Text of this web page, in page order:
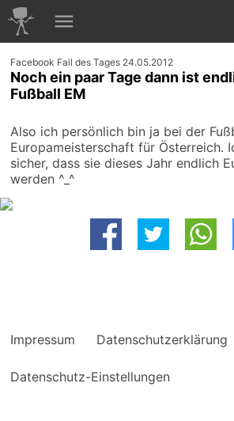
Facebook Fail des Tages 24.05.2012
Noch ein paar Tage dann ist
Fußball EM
Also ich persönlich bin ja bei der
Europameisterschaft für Österreich.
sicher, dass sie dieses Jahr endlich
werden ^_^
Impressum Datenschutzerklärung
Datenschutz-Einstellungen